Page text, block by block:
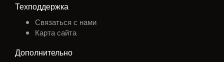
Техподдержка
Связаться с нами
Карта сайта
Дополнительно